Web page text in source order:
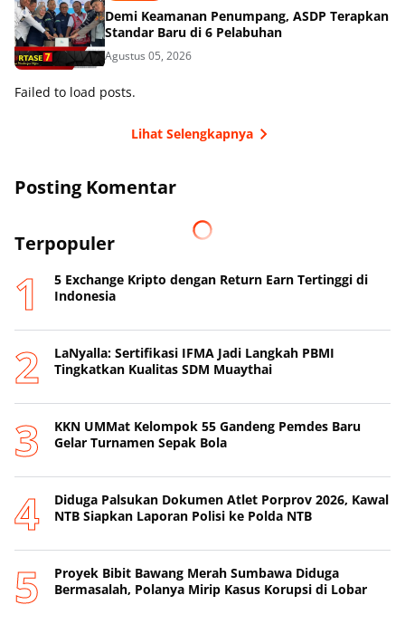
Demi Keamanan Penumpang, ASDP Terapkan
Standar Baru di 6 Pelabuhan
Agustus 05, 2026
Failed to load posts.
Lihat Selengkapnya
Posting Komentar
Terpopuler
5 Exchange Kripto dengan Return Earn Tertinggi di
Indonesia
LaNyalla: Sertifikasi IFMA Jadi Langkah PBMI
Tingkatkan Kualitas SDM Muaythai
KKN UMMat Kelompok 55 Gandeng Pemdes Baru
Gelar Turnamen Sepak Bola
Diduga Palsukan Dokumen Atlet Porprov 2026, Kawal
NTB Siapkan Laporan Polisi ke Polda NTB
Proyek Bibit Bawang Merah Sumbawa Diduga
Bermasalah, Polanya Mirip Kasus Korupsi di Lobar